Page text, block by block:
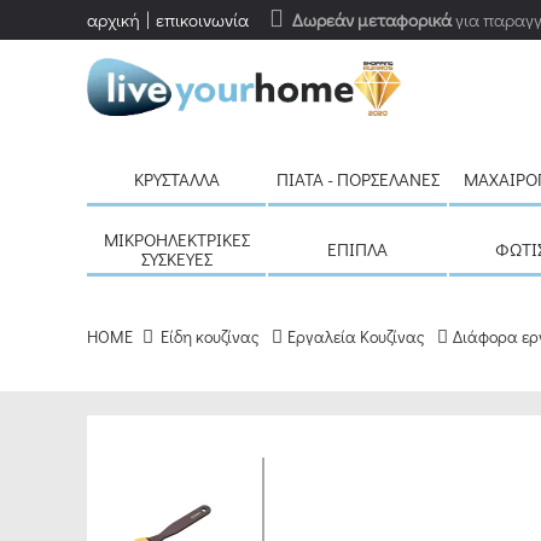
Δωρεάν μεταφορικάγια
αρχική επικοινωνία
ΚΡΎΣΤΑΛΛΑ ΠΙΆΤΑ - ΠΟΡΣΕΛΆΝΕΣ
ΜΙΚΡΟΗΛΕΚΤΡΙΚΈΣ
ΣΥΣΚΕΥΈΣ
ΈΠΙΠΛΑ
HOME Είδη κουζίνας Εργαλεία Κουζίνας Διάφορα